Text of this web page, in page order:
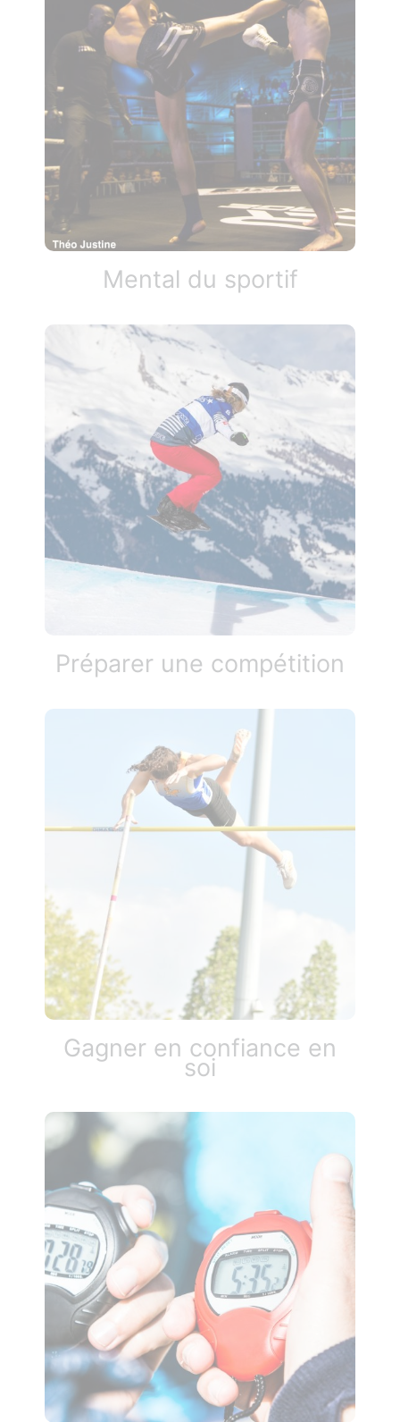
Mental du sportif​
Préparer une compétition​
Gagner en confiance en
soi​